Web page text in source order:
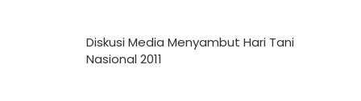
Diskusi Media Menyambut Hari Tani
Nasional 2011